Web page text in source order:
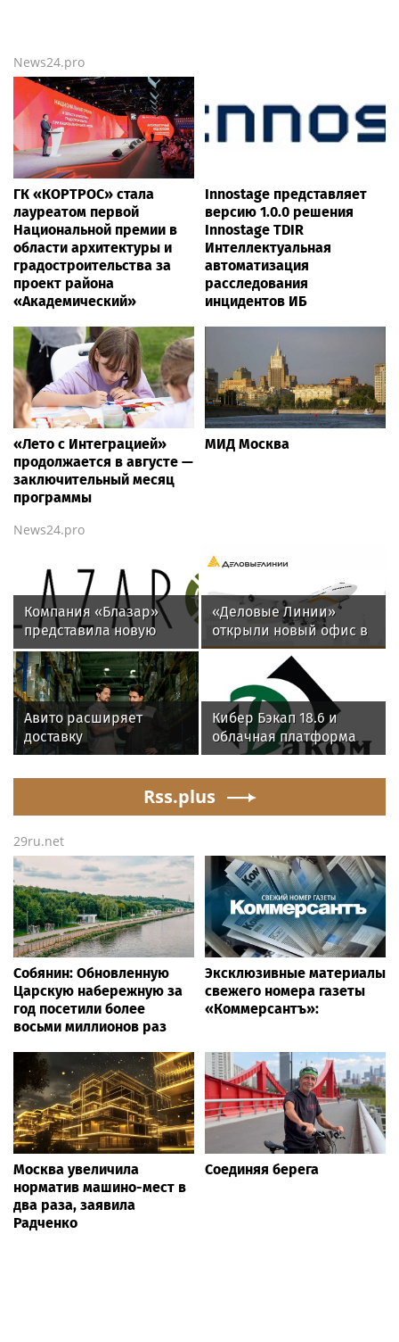
News24.pro
ГК «КОРТРОС» стала
лауреатом первой
Национальной премии в
области архитектуры и
градостроительства за
проект района
«Академический»
Innostage представляет
версию 1.0.0 решения
Innostage TDIR
Интеллектуальная
автоматизация
расследования
инцидентов ИБ
«Лето с Интеграцией»
продолжается в августе —
заключительный месяц
программы
МИД Москва
News24.pro
Компания «Блазар»
представила новую
версию системы
контроля сетевого
доступа Blazar NAC 3.0
«Деловые Линии»
открыли новый офис в
аэропорту
Благовещенска
Авито расширяет
доставку
крупногабаритных
Кибер Бэкап 18.6 и
облачная платформа
SpaceVM 6.5.9. успешно
совместимость
Rss.plus
29ru.net
Собянин: Обновленную
Царскую набережную за
год посетили более
восьми миллионов раз
Эксклюзивные материалы
свежего номера газеты
«Коммерсантъ»:
Москва увеличила
норматив машино-мест в
два раза, заявила
Радченко
Соединяя берега